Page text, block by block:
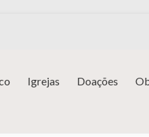
Igrejas Doações